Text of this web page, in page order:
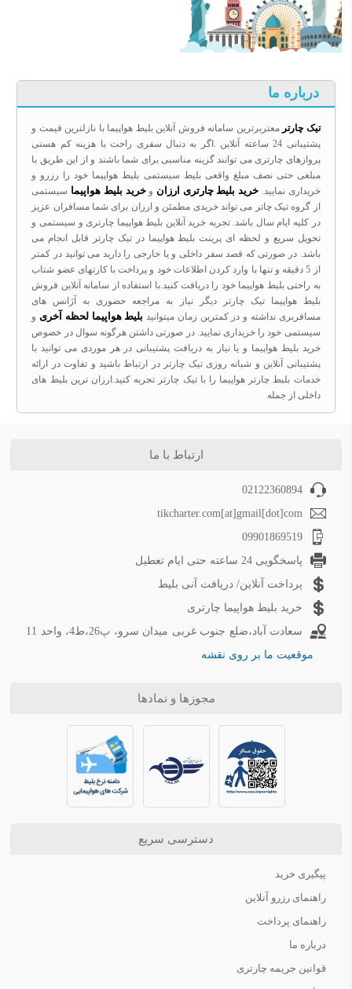
درباره ما
تیک چارتر معتربرترین سامانه فروش آنلاین بلیط هواپیما با نازلترین قیمت و
پشتیبانی 24 ساعته آنلاین .اگر به دنبال سفری راحت با هزینه کم هستی
پروازهای چارتری می توانند گزینه مناسبی برای شما باشند و از این طریق با
مبلغی حتی نصف مبلغ واقعی بلیط سیستمی بلیط هواپیما خود را رزرو و
خریداری نمایید. خرید بلیط چارتری ارزان وخرید بلیط هواپیما سیستمی
از گروه تیک چاتر می تواند خریدی مطمئن و ارزان برای شما مسافران عزیز
در کلیه ایام سال باشد. تجربه خرید آنلاین بلیط هواپیما چارتری و سیستمی و
تحویل سریع و لحظه ای پرینت بلیط هواپیما در تیک چارتر قابل انجام می
باشد. در صورتی که قصد سفر داخلی و یا خارجی را دارید می توانید در کمتر
از 5 دقیقه و تنها با وارد کردن اطلاعات خود و پرداخت با کارتهای عضو شتاب
به راحتی بلیط هواپیما خود را دریافت کنید.با استفاده از سامانه آنلاین فروش
بلیط هواپیما تیک چارتر دیگر نیاز به مراجعه حضوری به آژانس های
مسافربری نداشته و در کمترین زمان میتوانید بلیط هواپیما لحظه آخریو
سیستمی خود را خریداری نمایید. در صورتی داشتن هرگونه سوال در خصوص
خرید بلیط هواپیما و یا نیاز به دریافت پشتیبانی در هر موردی می توانید با
پشتیبانی آنلاین و شبانه روزی تیک چارتر در ارتباط باشید و تفاوت در ارائه
خدمات بلیط چارتر هواپیما را با تیک چارتر تجربه کنید.ارزان ترین بلیط های
داخلی از جمله
ارتباط با ما
02122360894
tikcharter.com[at]gmail[dot]com
09901869519
پاسخگویی 24 ساعته حتی ایام تعطیل
پرداخت آنلاین/ دریافت آنی بلیط
خرید بلیط هواپیما چارتری
سعادت آباد،ضلع جنوب غربی میدان سرو، پ26،ط4، واحد 11
موقعیت ما بر روی نقشه
مجوزها و نمادها
دسترسی سریع
پیگیری خرید
راهنمای رزرو آنلاین
راهنمای پرداخت
درباره ما
قوانین جریمه چارتری